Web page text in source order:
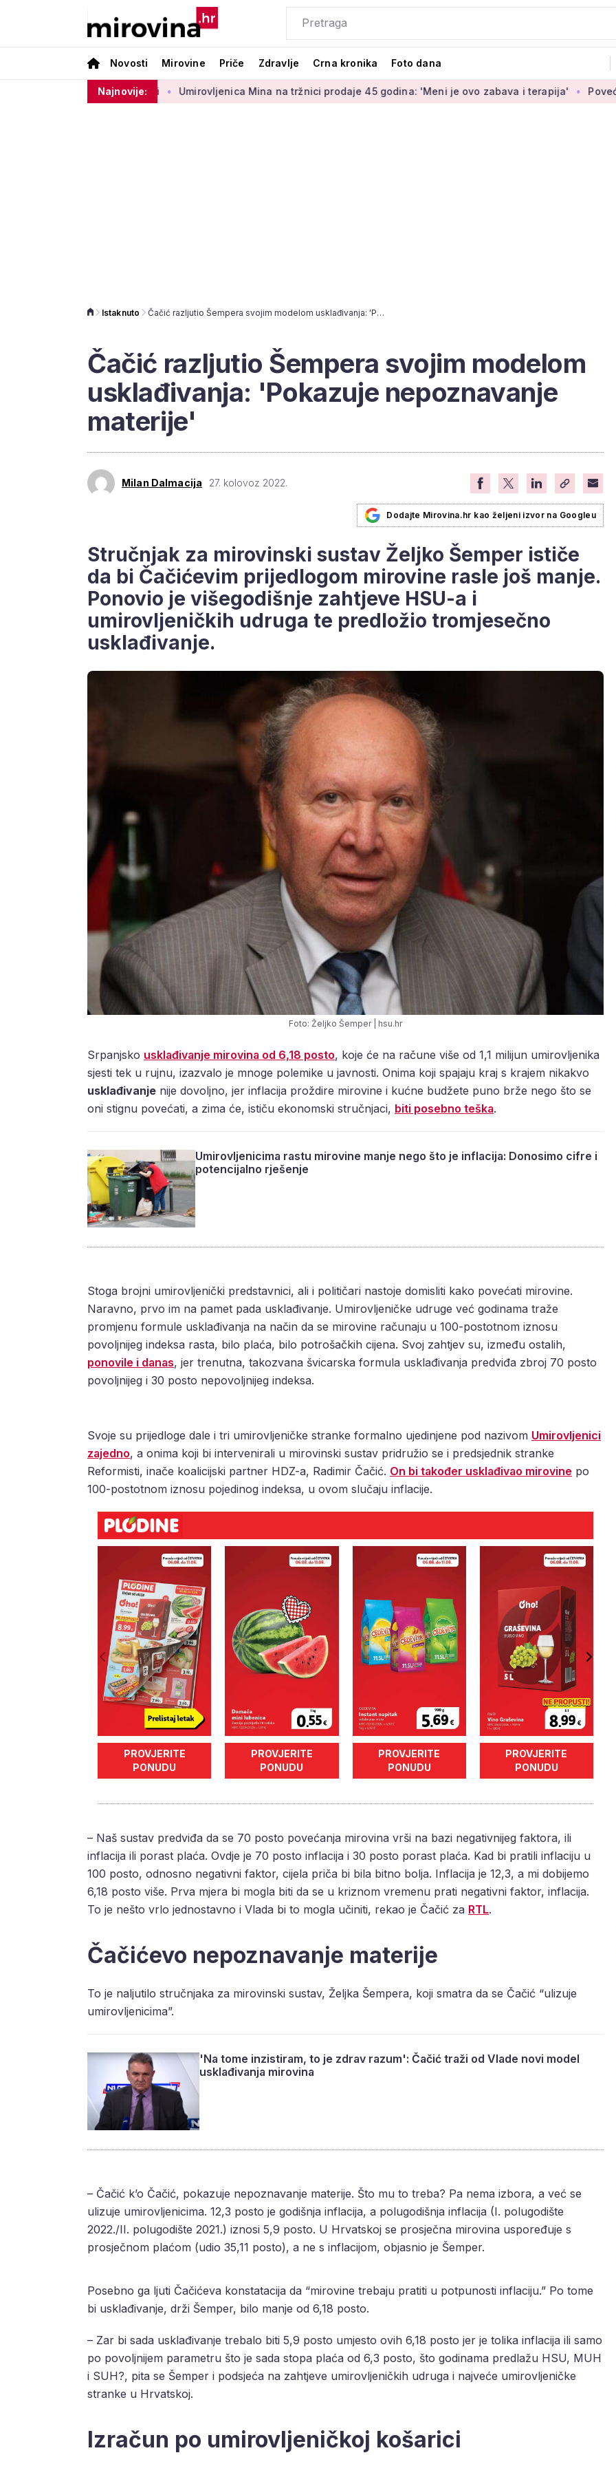
Novosti Mirovine Priče Zdravlje Crna kronika Foto dana
Najnovije:
Umirovljenica Mina na tržnici prodaje 45 godina: 'Meni je ovo zabava i terapija' Povećanje
Istaknuto Čačić razljutio Šempera svojim modelom usklađivanja: 'Pokazuje nepoznavanje materije'
Čačić razljutio Šempera svojim modelom
usklađivanja: 'Pokazuje nepoznavanje
materije'
Milan Dalmacija 27. kolovoz 2022.
Dodajte Mirovina.hr kao željeni izvor na Googleu
Stručnjak za mirovinski sustav Željko Šemper ističe
da bi Čačićevim prijedlogom mirovine rasle još manje.
Ponovio je višegodišnje zahtjeve HSU-a i
umirovljeničkih udruga te predložio tromjesečno
usklađivanje.
Foto: Željko Šemper | hsu.hr
Srpanjsko usklađivanje mirovina od 6,18 posto, koje će na račune više od 1,1 milijun umirovljenika
sjesti tek u rujnu, izazvalo je mnoge polemike u javnosti. Onima koji spajaju kraj s krajem nikakvo
usklađivanje nije dovoljno, jer inflacija proždire mirovine i kućne budžete puno brže nego što se
oni stignu povećati, a zima će, ističu ekonomski stručnjaci, biti posebno teška.
Umirovljenicima rastu mirovine manje nego što je inflacija: Donosimo cifre i
potencijalno rješenje
Stoga brojni umirovljenički predstavnici, ali i političari nastoje domisliti kako povećati mirovine.
Naravno, prvo im na pamet pada usklađivanje. Umirovljeničke udruge već godinama traže
promjenu formule usklađivanja na način da se mirovine računaju u 100-postotnom iznosu
povoljnijeg indeksa rasta, bilo plaća, bilo potrošačkih cijena. Svoj zahtjev su, između ostalih,
ponovile i danas, jer trenutna, takozvana švicarska formula usklađivanja predviđa zbroj 70 posto
povoljnijeg i 30 posto nepovoljnijeg indeksa.
Svoje su prijedloge dale i tri umirovljeničke stranke formalno ujedinjene pod nazivom Umirovljenici
zajedno, a onima koji bi intervenirali u mirovinski sustav pridružio se i predsjednik stranke
Reformisti, inače koalicijski partner HDZ-a, Radimir Čačić. On bi također usklađivao mirovine po
100-postotnom iznosu pojedinog indeksa, u ovom slučaju inflacije.
PROVJERITE
PONUDU
PROVJERITE
PONUDU
PROVJERITE
PONUDU
PROVJERITE
PONUDU
– Naš sustav predviđa da se 70 posto povećanja mirovina vrši na bazi negativnijeg faktora, ili
inflacija ili porast plaća. Ovdje je 70 posto inflacija i 30 posto porast plaća. Kad bi pratili inflaciju u
100 posto, odnosno negativni faktor, cijela priča bi bila bitno bolja. Inflacija je 12,3, a mi dobijemo
6,18 posto više. Prva mjera bi mogla biti da se u kriznom vremenu prati negativni faktor, inflacija.
To je nešto vrlo jednostavno i Vlada bi to mogla učiniti, rekao je Čačić za RTL.
Čačićevo nepoznavanje materije
To je naljutilo stručnjaka za mirovinski sustav, Željka Šempera, koji smatra da se Čačić “ulizuje
umirovljenicima”.
'Na tome inzistiram, to je zdrav razum': Čačić traži od Vlade novi model
usklađivanja mirovina
– Čačić k’o Čačić, pokazuje nepoznavanje materije. Što mu to treba? Pa nema izbora, a već se
ulizuje umirovljenicima. 12,3 posto je godišnja inflacija, a polugodišnja inflacija (I. polugodište
2022./II. polugodište 2021.) iznosi 5,9 posto. U Hrvatskoj se prosječna mirovina uspoređuje s
prosječnom plaćom (udio 35,11 posto), a ne s inflacijom, objasnio je Šemper.
Posebno ga ljuti Čačićeva konstatacija da “mirovine trebaju pratiti u potpunosti inflaciju.” Po tome
bi usklađivanje, drži Šemper, bilo manje od 6,18 posto.
– Zar bi sada usklađivanje trebalo biti 5,9 posto umjesto ovih 6,18 posto jer je tolika inflacija ili samo
po povoljnijem parametru što je sada stopa plaća od 6,3 posto, što godinama predlažu HSU, MUH
i SUH?, pita se Šemper i podsjeća na zahtjeve umirovljeničkih udruga i najveće umirovljeničke
stranke u Hrvatskoj.
Izračun po umirovljeničkoj košarici